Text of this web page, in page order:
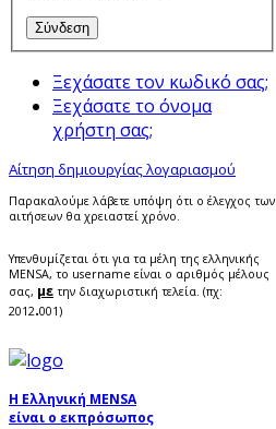
Ξεχάσατε τον κωδικό σας;
Ξεχάσατε το όνομα
χρήστη σας;
Αίτηση δημιουργίας λογαριασμού
Παρακαλούμε λάβετε υπόψη ότι ο έλεγχος των
αιτήσεων θα χρειαστεί χρόνο.
Υπενθυμίζεται ότι για τα μέλη της ελληνικής
MENSA, το username είναι ο αριθμός μέλους
σας, με την διαχωριστική τελεία. (πχ:
2012.001)
Η Ελληνική MENSA
είναι ο εκπρόσωπος